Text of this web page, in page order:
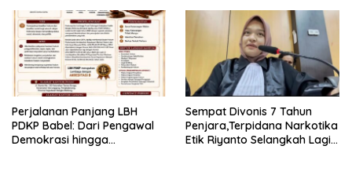
Berkeadilan
Perjalanan Panjang LBH
PDKP Babel: Dari Pengawal
Demokrasi hingga
Sempat Divonis 7 Tahun
Penjara,Terpidana Narkotika
Etik Riyanto Selangkah Lagi